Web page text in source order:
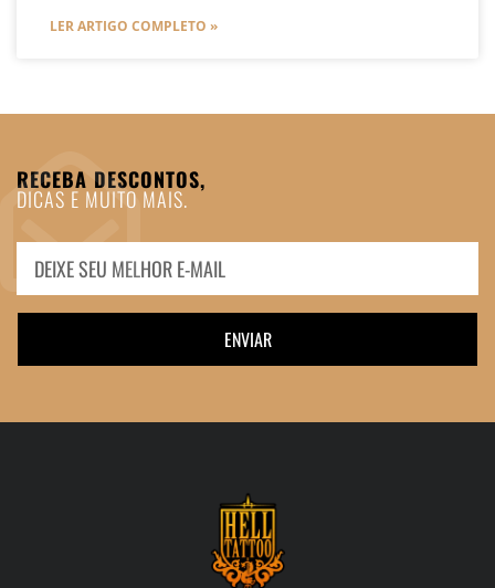
LER ARTIGO COMPLETO »
RECEBA DESCONTOS,
DICAS E MUITO MAIS.
ENVIAR